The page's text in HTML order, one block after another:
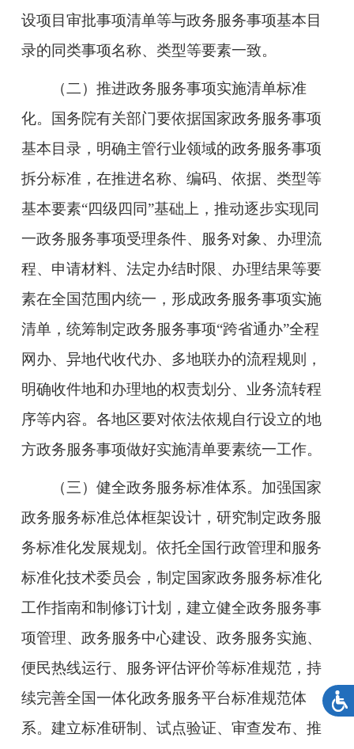
设项目审批事项清单等与政务服务事项基本目
录的同类事项名称、类型等要素一致。
（二）推进政务服务事项实施清单标准
化。
国务院有关部门要依据国家政务服务事项
基本目录，明确主管行业领域的政务服务事项
拆分标准，在推进名称、编码、依据、类型等
基本要素“四级四同”基础上，推动逐步实现同
一政务服务事项受理条件、服务对象、办理流
程、申请材料、法定办结时限、办理结果等要
素在全国范围内统一，形成政务服务事项实施
清单，统筹制定政务服务事项“跨省通办”全程
网办、异地代收代办、多地联办的流程规则，
明确收件地和办理地的权责划分、业务流转程
序等内容。各地区要对依法依规自行设立的地
方政务服务事项做好实施清单要素统一工作。
（三）健全政务服务标准体系。 加强国家
政务服务标准总体框架设计，研究制定政务服
务标准化发展规划。依托全国行政管理和服务
标准化技术委员会，制定国家政务服务标准化
工作指南和制修订计划，建立健全政务服务事
项管理、政务服务中心建设、政务服务实施、
便民热线运行、服务评估评价等标准规范，持
续完善全国一体化政务服务平台标准规范体
系。建立标准研制、试点验证、审查发布、推